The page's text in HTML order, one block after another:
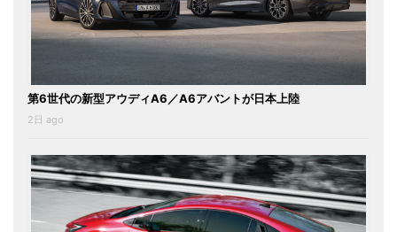
第6世代の新型アウディA6／A6アバントが日本上陸
2日 ago